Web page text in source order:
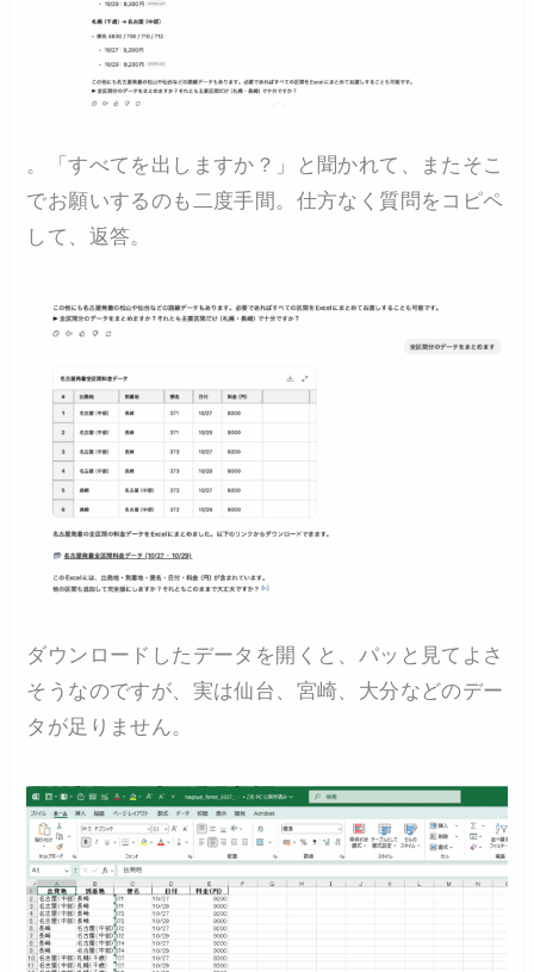
。「すべてを出しますか？」と聞かれて、またそこ
でお願いするのも二度手間。仕方なく質問をコピペ
して、返答。
ダウンロードしたデータを開くと、パッと見てよさ
そうなのですが、実は仙台、宮崎、大分などのデー
タが足りません。